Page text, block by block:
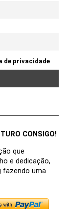
de privacidade
CONSIGO!
que
e dedicação,
fazendo uma